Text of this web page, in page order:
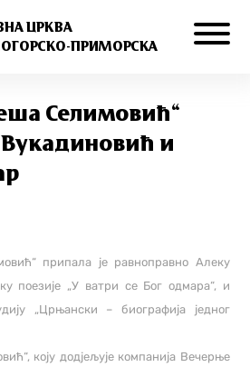
ЦРКВА
ПРИМОРСКА
Селимовић“
Вукадиновић и
припала је равноправно Алеку
поезије „У ватри се Бог одмара“, и
„Црњански – биографија једног
коју додјељује компанија Вечерње